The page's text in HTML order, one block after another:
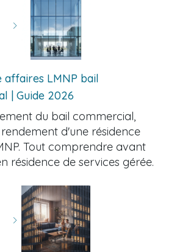
affaires LMNP bail
| Guide 2026
du bail commercial,
d'une résidence
Tout comprendre avant
résidence de services gérée.